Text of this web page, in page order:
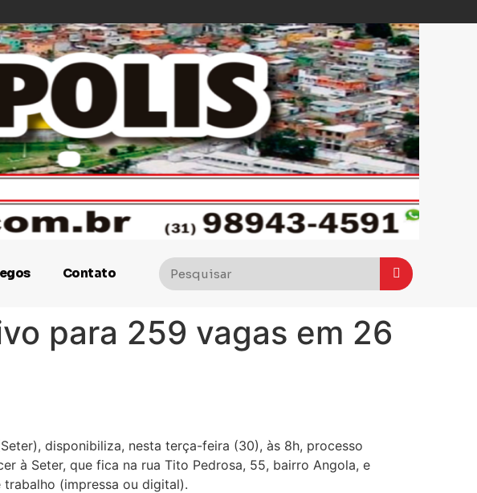
Contato
para 259 vagas em 26
disponibiliza, nesta terça-feira (30), às 8h, processo
à Seter, que fica na rua Tito Pedrosa, 55, bairro Angola, e
(impressa ou digital).